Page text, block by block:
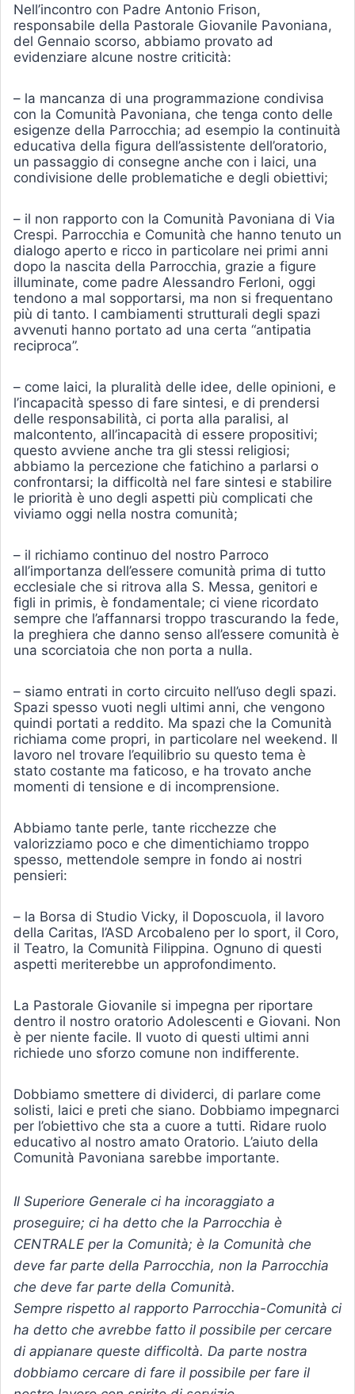
Nell’incontro con Padre Antonio Frison,
responsabile della Pastorale Giovanile Pavoniana,
del Gennaio scorso, abbiamo provato ad
evidenziare alcune nostre criticità:
– la mancanza di una programmazione condivisa
con la Comunità Pavoniana, che tenga conto delle
esigenze della Parrocchia; ad esempio la continuità
educativa della figura dell’assistente dell’oratorio,
un passaggio di consegne anche con i laici, una
condivisione delle problematiche e degli obiettivi;
– il non rapporto con la Comunità Pavoniana di Via
Crespi. Parrocchia e Comunità che hanno tenuto un
dialogo aperto e ricco in particolare nei primi anni
dopo la nascita della Parrocchia, grazie a figure
illuminate, come padre Alessandro Ferloni, oggi
tendono a mal sopportarsi, ma non si frequentano
più di tanto. I cambiamenti strutturali degli spazi
avvenuti hanno portato ad una certa “antipatia
reciproca”.
– come laici, la pluralità delle idee, delle opinioni, e
l’incapacità spesso di fare sintesi, e di prendersi
delle responsabilità, ci porta alla paralisi, al
malcontento, all’incapacità di essere propositivi;
questo avviene anche tra gli stessi religiosi;
abbiamo la percezione che fatichino a parlarsi o
confrontarsi; la difficoltà nel fare sintesi e stabilire
le priorità è uno degli aspetti più complicati che
viviamo oggi nella nostra comunità;
– il richiamo continuo del nostro Parroco
all’importanza dell’essere comunità prima di tutto
ecclesiale che si ritrova alla S. Messa, genitori e
figli in primis, è fondamentale; ci viene ricordato
sempre che l’affannarsi troppo trascurando la fede,
la preghiera che danno senso all’essere comunità è
una scorciatoia che non porta a nulla.
– siamo entrati in corto circuito nell’uso degli spazi.
Spazi spesso vuoti negli ultimi anni, che vengono
quindi portati a reddito. Ma spazi che la Comunità
richiama come propri, in particolare nel weekend. Il
lavoro nel trovare l’equilibrio su questo tema è
stato costante ma faticoso, e ha trovato anche
momenti di tensione e di incomprensione.
Abbiamo tante perle, tante ricchezze che
valorizziamo poco e che dimentichiamo troppo
spesso, mettendole sempre in fondo ai nostri
pensieri:
– la Borsa di Studio Vicky, il Doposcuola, il lavoro
della Caritas, l’ASD Arcobaleno per lo sport, il Coro,
il Teatro, la Comunità Filippina. Ognuno di questi
aspetti meriterebbe un approfondimento.
La Pastorale Giovanile si impegna per riportare
dentro il nostro oratorio Adolescenti e Giovani. Non
è per niente facile. Il vuoto di questi ultimi anni
richiede uno sforzo comune non indifferente.
Dobbiamo smettere di dividerci, di parlare come
solisti, laici e preti che siano. Dobbiamo impegnarci
per l’obiettivo che sta a cuore a tutti. Ridare ruolo
educativo al nostro amato Oratorio. L’aiuto della
Comunità Pavoniana sarebbe importante.
Il Superiore Generale ci ha incoraggiato a
proseguire; ci ha detto che la Parrocchia è
CENTRALE per la Comunità; è la Comunità che
deve far parte della Parrocchia, non la Parrocchia
che deve far parte della Comunità.
Sempre rispetto al rapporto Parrocchia-Comunità ci
ha detto che avrebbe fatto il possibile per cercare
di appianare queste difficoltà. Da parte nostra
dobbiamo cercare di fare il possibile per fare il